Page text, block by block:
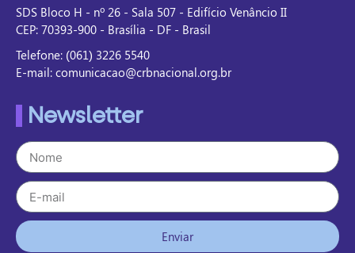
SDS Bloco H - nº 26 - Sala 507 - Edifício Venâncio II
CEP: 70393-900 - Brasília - DF - Brasil
Telefone: (061) 3226 5540
E-mail: comunicacao@crbnacional.org.br
Newsletter
Enviar